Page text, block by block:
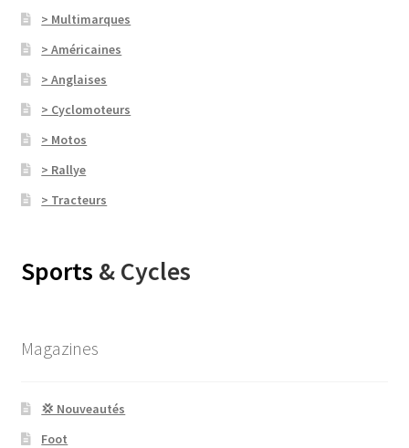
> Multimarques
> Américaines
> Anglaises
> Cyclomoteurs
> Motos
> Rallye
> Tracteurs
Sports & Cycles
Magazines
💢 Nouveautés
Foot